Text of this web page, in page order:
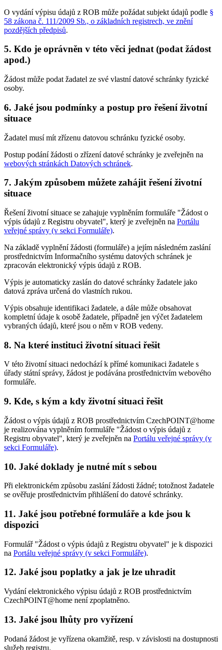
O vydání výpisu údajů z ROB může požádat subjekt údajů podle §
58 zákona č. 111/2009 Sb., o základních registrech, ve znění
pozdějších předpisů.
5. Kdo je oprávněn v této věci jednat (podat žádost
apod.)
Žádost může podat žadatel ze své vlastní datové schránky fyzické
osoby.
6. Jaké jsou podmínky a postup pro řešení životní
situace
Žadatel musí mít zřízenu datovou schránku fyzické osoby.
Postup podání žádosti o zřízení datové schránky je zveřejněn na
webových stránkách Datových schránek.
7. Jakým způsobem můžete zahájit řešení životní
situace
Řešení životní situace se zahajuje vyplněním formuláře "Žádost o
výpis údajů z Registru obyvatel", který je zveřejněn na Portálu
veřejné správy (v sekci Formuláře).
Na základě vyplnění žádosti (formuláře) a jejím následném zaslání
prostřednictvím Informačního systému datových schránek je
zpracován elektronický výpis údajů z ROB.
Výpis je automaticky zaslán do datové schránky žadatele jako
datová zpráva určená do vlastních rukou.
Výpis obsahuje identifikaci žadatele, a dále může obsahovat
kompletní údaje k osobě žadatele, případně jen výčet žadatelem
vybraných údajů, které jsou o něm v ROB vedeny.
8. Na které instituci životní situaci řešit
V této životní situaci nedochází k přímé komunikaci žadatele s
úřady státní správy, žádost je podávána prostřednictvím webového
formuláře.
9. Kde, s kým a kdy životní situaci řešit
Žádost o výpis údajů z ROB prostřednictvím CzechPOINT@home
je realizována vyplněním formuláře "Žádost o výpis údajů z
Registru obyvatel", který je zveřejněn na Portálu veřejné správy (v
sekci Formuláře).
10. Jaké doklady je nutné mít s sebou
Při elektronickém způsobu zaslání žádosti žádné; totožnost žadatele
se ověřuje prostřednictvím přihlášení do datové schránky.
11. Jaké jsou potřebné formuláře a kde jsou k
dispozici
Formulář "Žádost o výpis údajů z Registru obyvatel" je k dispozici
na Portálu veřejné správy (v sekci Formuláře).
12. Jaké jsou poplatky a jak je lze uhradit
Vydání elektronického výpisu údajů z ROB prostřednictvím
CzechPOINT@home není zpoplatněno.
13. Jaké jsou lhůty pro vyřízení
Podaná žádost je vyřízena okamžitě, resp. v závislosti na dostupnosti
služeb registru.